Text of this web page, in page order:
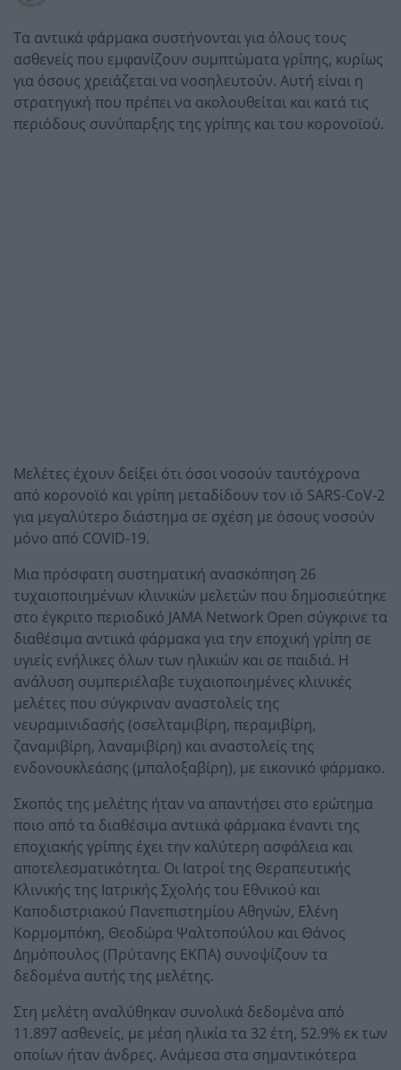
Τα αντιικά φάρμακα συστήνονται για όλους τους
ασθενείς που εμφανίζουν συμπτώματα γρίπης, κυρίως
για όσους χρειάζεται να νοσηλευτούν. Αυτή είναι η
στρατηγική που πρέπει να ακολουθείται και κατά τις
περιόδους συνύπαρξης της γρίπης και του κορονοϊού.
Μελέτες έχουν δείξει ότι όσοι νοσούν ταυτόχρονα
από κορονοϊό και γρίπη μεταδίδουν τον ιό SARS-CoV-2
για μεγαλύτερο διάστημα σε σχέση με όσους νοσούν
μόνο από COVID-19.
Μια πρόσφατη συστηματική ανασκόπηση 26
τυχαιοποιημένων κλινικών μελετών που δημοσιεύτηκε
στο έγκριτο περιοδικό JAMA Network Open σύγκρινε τα
διαθέσιμα αντιικά φάρμακα για την εποχική γρίπη σε
υγιείς ενήλικες όλων των ηλικιών και σε παιδιά. Η
ανάλυση συμπεριέλαβε τυχαιοποιημένες κλινικές
μελέτες που σύγκριναν αναστολείς της
νευραμινιδασής (οσελταμιβίρη, περαμιβίρη,
ζαναμιβίρη, λαναμιβίρη) και αναστολείς της
ενδονουκλεάσης (μπαλοξαβίρη), με εικονικό φάρμακο.
Σκοπός της μελέτης ήταν να απαντήσει στο ερώτημα
ποιο από τα διαθέσιμα αντιικά φάρμακα έναντι της
εποχιακής γρίπης έχει την καλύτερη ασφάλεια και
αποτελεσματικότητα. Οι Ιατροί της Θεραπευτικής
Κλινικής της Ιατρικής Σχολής του Εθνικού και
Καποδιστριακού Πανεπιστημίου Αθηνών, Ελένη
Κορμομπόκη, Θεοδώρα Ψαλτοπούλου και Θάνος
Δημόπουλος (Πρύτανης ΕΚΠΑ) συνοψίζουν τα
δεδομένα αυτής της μελέτης.
Στη μελέτη αναλύθηκαν συνολικά δεδομένα από
11.897 ασθενείς, με μέση ηλικία τα 32 έτη, 52.9% εκ των
οποίων ήταν άνδρες. Ανάμεσα στα σημαντικότερα